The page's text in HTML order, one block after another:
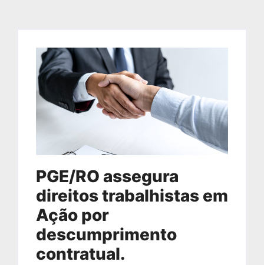
PGE/RO assegura
direitos trabalhistas em
Ação por
descumprimento
contratual.